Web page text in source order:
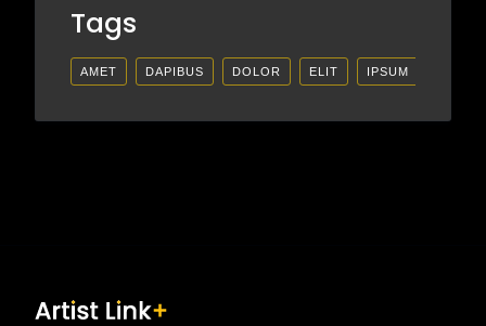
Tags
AMET DAPIBUS DOLOR ELIT IPSUM